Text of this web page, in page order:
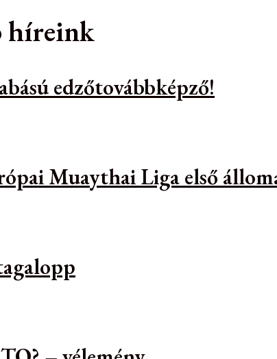
híreink
edzőtovábbképző!
Muaythai Liga első